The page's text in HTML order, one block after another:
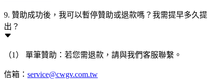
9. 贊助成功後，我可以暫停贊助或退款嗎？我需提早多久提
出？
（1） 單筆贊助：若您需退款，請與我們客服聯繫。
信箱： service@cwgv.com.tw